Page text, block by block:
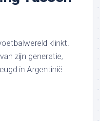
klinkt.
zijn generatie,
in Argentinië